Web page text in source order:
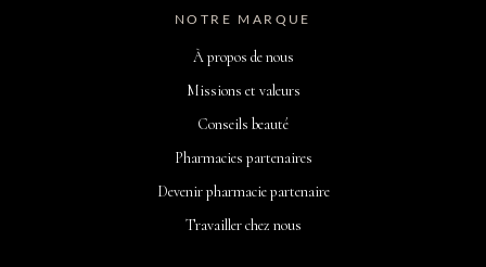
NOTRE MARQUE
À propos de nous
Missions et valeurs
Conseils beauté
Pharmacies partenaires
Devenir pharmacie partenaire
Travailler chez nous